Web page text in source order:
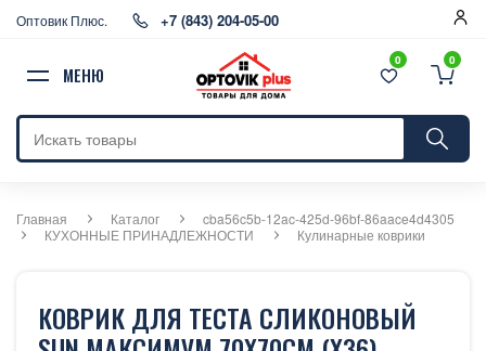
Оптовик Плюс. +7 (843) 204-05-00
МЕНЮ
0 0
Главная Каталог
cba56c5b-12ac-425d-96bf-86aace4d4305
КУХОННЫЕ ПРИНАДЛЕЖНОСТИ
Кулинарные коврики
КОВРИК ДЛЯ ТЕСТА СЛИКОНОВЫЙ